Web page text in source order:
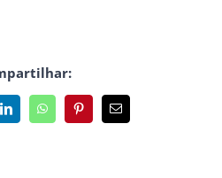
LinkedInWhatsAppPinterest
E-
mail